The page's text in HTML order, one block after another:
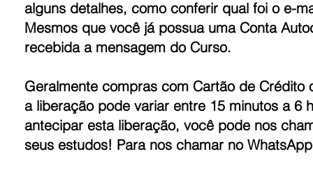
alguns detalhes, como conferir qual foi o e-
Mesmos que você já possua uma Conta
recebida a mensagem do Curso.
Geralmente compras com Cartão de
a liberação pode variar entre 15 minutos a 6
antecipar esta liberação, você pode nos
seus estudos! Para nos chamar no